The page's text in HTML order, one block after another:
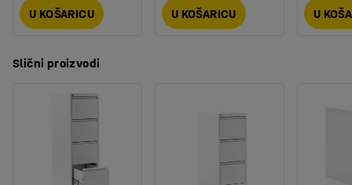
U KOŠARICU U KOŠARICU U
Slični proizvodi